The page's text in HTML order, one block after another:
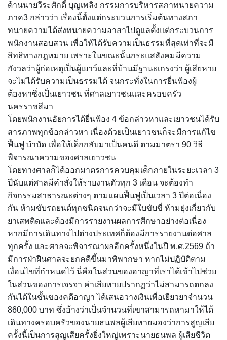
ด้านนายวีระศักดิ์ บุญเพลิง กรรมการบริหารสภาทนายความ
ภาค3 กล่าวว่า เรื่องนี้ตั้งแต่กระบวนการเริ่มต้นทางสภา
ทนายความได้ส่งทนายความอาสาไปดูแลตั้งแต่กระบวนการ
พนักงานสอบสวน เพื่อให้ได้รับความเป็นธรรมที่สุดเท่าที่จะมี
สิทธิทางกฎหมาย เพราะในขณะนั้นกระแสสังคมมีความ
กังวลว่าผู้ก่อเหตุเป็นผู้เยาว์และที่บ้านมีฐานะเกรงว่า ผู้เสียหาย
จะไม่ได้รับความเป็นธรรมได้ จนกระทั่งในการยื่นฟ้องผู้
ต้องหาซึ่งเป็นเยาวชน ที่ศาลเยาวชนและครอบครัว
นครราชสีมา
โดยพนักงานอัยการได้ยื่นฟ้อง 4 ข้อกล่าวหาและเยาวชนได้รับ
สารภาพทุกข้อกล่าวหา เนื่องด้วยเป็นเยาวชนก็จะมีการแก้ไข
ฟื้นฟู บำบัด เพื่อให้เด็กกลับมาเป็นคนดี ตามมาตรา 90 วิธี
พิจารณาความของศาลเยาวชน
โดยทางศาลก็ได้ออกมาตรการควบคุมเด็กภายในระยะเวลา 3
ปีนับแต่ศาลมีคำสั่งให้รายงานตัวทุก 3 เดือน จะต้องทำ
กิจกรรมสาธารณะต่างๆ ตามแผนฟื้นฟูเป็นเวลา 3 ปีต่อเนื่อง
กัน ห้ามขับรถยนต์ทุกชนิดจนกว่าจะมีใบขับขี่ ห้ามยุ่งเกี่ยวกับ
ยาเสพติดและต้องมีการรายงานผลการศึกษาอย่างต่อเนื่อง
หากมีการเดินทางไปต่างประเทศก็ต้องมีการรายงานต่อศาล
ทุกครั้ง และศาลจะพิจารณาผลอีกครั้งหนึ่งในปี พ.ศ.2569 ถ้า
มีการฝ่าฝืนศาลจะยกคดีขึ้นมาพิพากษา หากไม่ปฏิบัติตาม
เงื่อนไขที่กำหนดไว้ นี่คือในส่วนของอาญาที่เราได้เข้าไปช่วย
ในส่วนของการเจรจา ค่าเสียหายปรากฏว่าไม่สามารถตกลง
กันได้ในชั้นของคดีอาญา ได้เสนอวางเงินเพื่อเยียวยาจำนวน
860,000 บาท ซึ่งอ้างว่าเป็นจำนวนที่เขาสามารถหามาให้ได้
เดินทางครอบครัวของนายธนพลผู้เสียหายมองว่าการสูญเสีย
ครั้งนี้เป็นการสูญเสียครั้งยิ่งใหญ่เพราะนายธนพล ผู้เสียชีวิต